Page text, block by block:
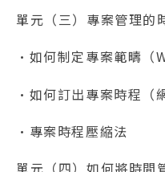
單元（三）專案管理的
•如何制定專案範疇（
•如何訂出專案時程（
•專案時程壓縮法